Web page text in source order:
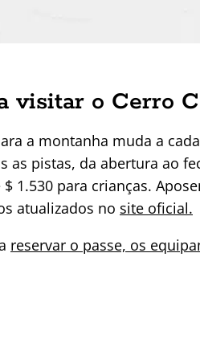
visitar o Cerro
a montanha muda a
as pistas, da abertura ao
1.530 para crianças.
atualizados no site oficial.
reservar o passe, os